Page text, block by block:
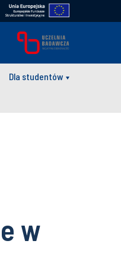
Dla studentów
w